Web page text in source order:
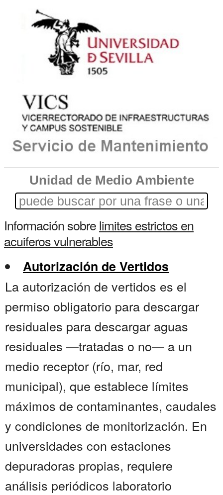
Unidad de Medio Ambiente
Información sobrelimites estrictos en
acuiferos vulnerables
Autorización de Vertidos
La autorización de vertidos es el
permiso obligatorio para descargar
residuales para descargar aguas
residuales —tratadas o no— a un
medio receptor (río, mar, red
municipal), que establece límites
máximos de contaminantes, caudales
y condiciones de monitorización. En
universidades con estaciones
depuradoras propias, requiere
análisis periódicos laboratorio